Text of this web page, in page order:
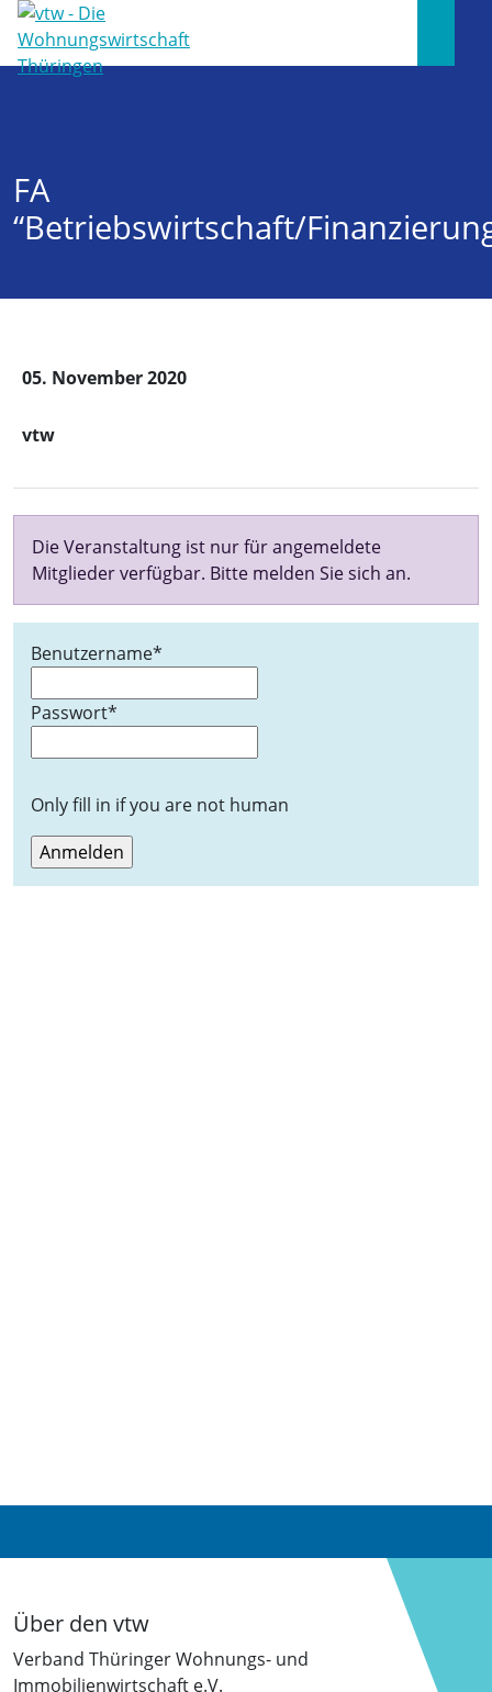
FA
“Betriebswirtschaft/
05. November 2020
vtw
Die Veranstaltung ist nur für angemeldete
Mitglieder verfügbar. Bitte melden Sie sich an.
Benutzername*
Passwort*
Only fill in if you are not human
Über den vtw
Verband Thüringer Wohnungs- und
Immobilienwirtschaft e.V.